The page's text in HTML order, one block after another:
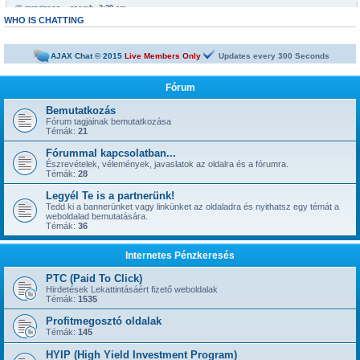
@mrarizona « szomb. 3:29 am »
Bobabeten a futtbal vb miatt minden napra jut egy legalább egy freepick
sziasztok!
@mamus67 « kedd 4:53 pm »
Neked is
jónapot
@szepbalazs « kedd 8:22 am »
has started a new topic:
@Admin « hétf. 8:49 pm »
has started a new topic:Újabb 1 év, gyerünk-gyerünk tovább
@szior « vas. 5:43 pm »
has started a new topic:ySense.com
@Admin « kedd 9:38 am »
... igen, IGAZ!!! ... Kész.
@kavics13 « hétf. 10:48 pm »
mrarizona « szer. 3:37 pm »
has started a new topic:BoaBet | Fogadóiroda és online kaszinó
szepbalazs « pén. 10:28 pm »
has started a new topic:22bet
@Admin « hétf. 11:55 am »
has started a new topic:
WHO IS CHATTING
AJAX Chat © 2015 Live Members Only Updates every 300 Seconds
Fórum
Bemutatkozás
Fórum tagjainak bemutatkozása
Témák: 21
Fórummal kapcsolatban...
Észrevételek, vélemények, javaslatok az oldalra és a fórumra.
Témák: 28
Legyél Te is a partnerünk!
Tedd ki a bannerünket vagy linkünket az oldaladra és nyithatsz egy témát a
weboldalad bemutatására.
Témák: 36
Internetes Pénzkeresés
PTC (Paid To Click)
Hirdetések Lekattintásáért fizető weboldalak
Témák: 1535
Profitmegosztó oldalak
Témák: 145
HYIP (High Yield Investment Program)